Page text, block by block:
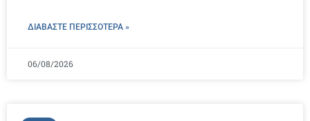
ΔΙΑΒΑΣΤΕ ΠΕΡΙΣΣΌΤΕΡΑ »
06/08/2026